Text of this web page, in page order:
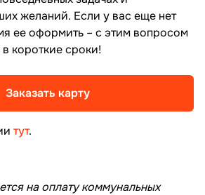
желаний. Если у вас еще нет
ее оформить – с этим вопросом
короткие сроки!
Заказать карту
тут.
на оплату коммунальных